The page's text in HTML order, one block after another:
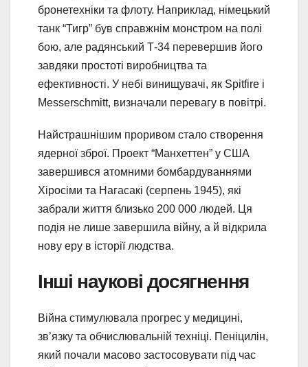
бронетехніки та флоту. Наприклад, німецький
танк “Тигр” був справжнім монстром на полі
бою, але радянський Т-34 перевершив його
завдяки простоті виробництва та
ефективності. У небі винищувачі, як Spitfire і
Messerschmitt, визначали перевагу в повітрі.
Найстрашнішим проривом стало створення
ядерної зброї. Проект “Манхеттен” у США
завершився атомними бомбардуваннями
Хіросіми та Нагасакі (серпень 1945), які
забрали життя близько 200 000 людей. Ця
подія не лише завершила війну, а й відкрила
нову еру в історії людства.
Інші наукові досягнення
Війна стимулювала прогрес у медицині,
зв’язку та обчислювальній техніці. Пеніцилін,
який почали масово застосовувати під час